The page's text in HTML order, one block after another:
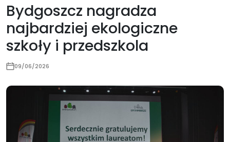
Bydgoszcz nagradza
najbardziej ekologiczne
szkoły i przedszkola
09/06/2026